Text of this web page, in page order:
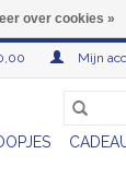
Mijn
over cookies »